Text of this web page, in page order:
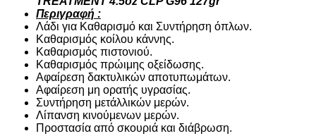
Περιγραφή :
Λάδι για Καθαρισμό και Συντήρηση όπλων.
Καθαρισμός κοίλου κάννης.
Καθαρισμός πιστονιού.
Καθαρισμός πρώιμης οξείδωσης.
Αφαίρεση δακτυλικών αποτυπωμάτων.
Αφαίρεση μη ορατής υγρασίας.
Συντήρηση μετάλλικών μερών.
Λίπανση κινούμενων μερών.
Προστασία από σκουριά και διάβρωση.